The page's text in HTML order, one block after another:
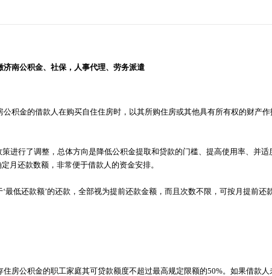
南公积金、社保，人事代理、劳务派遣
金的借款人在购买自住住房时，以其所购住房或其他具有所有权的财产作
行了调整，总体方向是降低公积金提取和贷款的门槛、提高使用率、并适
月还款数额，非常便于借款人的资金安排。
低还款额’的还款，全部视为提前还款金额，而且次数不限，可按月提前还款
房公积金的职工家庭其可贷款额度不超过最高规定限额的50%。如果借款